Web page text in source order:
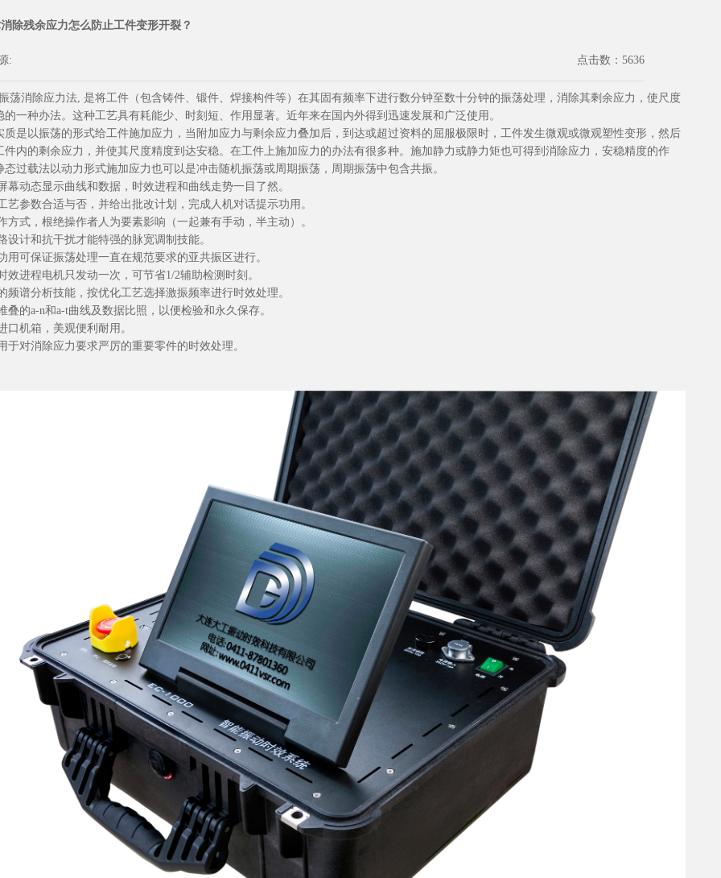
1
除残余应力怎么防止工件变形开裂？
点击数：5636
:
荡消除应力法, 是将工件（包含铸件、锻件、焊接构件等）在其固有频率下进行数分钟至数十分钟的振荡处理，消除其剩余应力，使尺度
的一种办法。这种工艺具有耗能少、时刻短、作用显著。近年来在国内外得到迅速发展和广泛使用。
质是以振荡的形式给工件施加应力，当附加应力与剩余应力叠加后，到达或超过资料的屈服极限时，工件发生微观或微观塑性变形，然后
件内的剩余应力，并使其尺度精度到达安稳。在工件上施加应力的办法有很多种。施加静力或静力矩也可得到消除应力，安稳精度的作
态过载法以动力形式施加应力也可以是冲击随机振荡或周期振荡，周期振荡中包含共振。
动态显示曲线和数据，时效进程和曲线走势一目了然。
参数合适与否，并给出批改计划，完成人机对话提示功用。
式，根绝操作者人为要素影响（一起兼有手动，半主动）。
计和抗干扰才能特强的脉宽调制技能。
可保证振荡处理一直在规范要求的亚共振区进行。
进程电机只发动一次，可节省1/2辅助检测时刻。
谱分析技能，按优化工艺选择激振频率进行时效处理。
的a-n和a-t曲线及数据比照，以便检验和永久保存。
机箱，美观便利耐用。
对消除应力要求严厉的重要零件的时效处理。